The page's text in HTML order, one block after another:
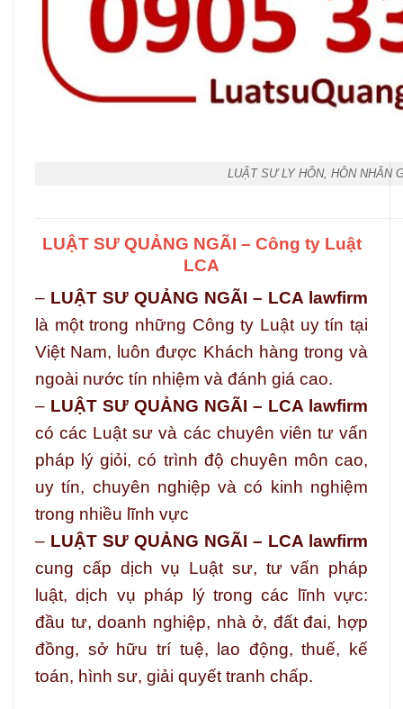
LUẬT SƯ LY HÔN, HÔN NHÂN
LUẬT SƯ QUẢNG NGÃI – Công ty Luật
LCA
– LUẬT SƯ QUẢNG NGÃI – LCA lawfirm
là một trong những Công ty Luật uy tín tại
Việt Nam, luôn được Khách hàng trong và
ngoài nước tín nhiệm và đánh giá cao.
– LUẬT SƯ QUẢNG NGÃI – LCA lawfirm
có các Luật sư và các chuyên viên tư vấn
pháp lý giỏi, có trình độ chuyên môn cao,
uy tín, chuyên nghiệp và có kinh nghiệm
trong nhiều lĩnh vực
– LUẬT SƯ QUẢNG NGÃI – LCA lawfirm
cung cấp dịch vụ Luật sư, tư vấn pháp
luật, dịch vụ pháp lý trong các lĩnh vực:
đầu tư, doanh nghiệp, nhà ở, đất đai, hợp
đồng, sở hữu trí tuệ, lao động, thuế, kế
toán, hình sư, giải quyết tranh chấp.